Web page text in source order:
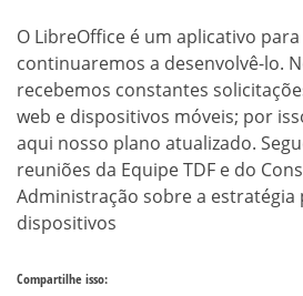
O LibreOffice é um aplicativo
continuaremos a desenvolvê-lo.
recebemos constantes
web e dispositivos móveis; por
aqui nosso plano atualizado.
reuniões da Equipe TDF e do
Administração sobre a estratégia
dispositivos
Compartilhe isso: